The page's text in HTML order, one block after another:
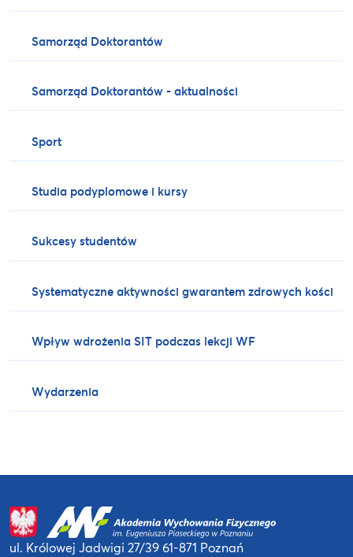
Samorząd Doktorantów
Samorząd Doktorantów - aktualności
Sport
Studia podyplomowe i kursy
Sukcesy studentów
Systematyczne aktywności gwarantem zdrowych kości
Wpływ wdrożenia SIT podczas lekcji WF
Wydarzenia
ul. Królowej Jadwigi 27/3961-871 Poznań